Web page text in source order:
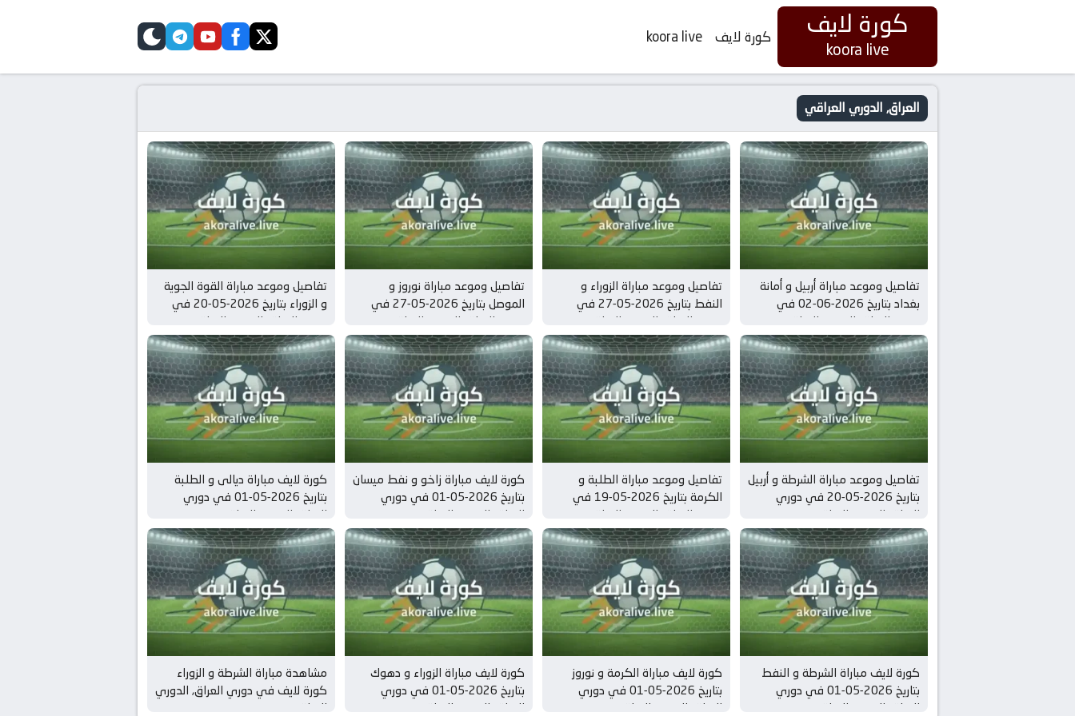
كورة لايف
koora live
كورة لايف koora live
twitter
facebook
youtube
telegram
skin
العراق, الدوري العراقي
تفاصيل وموعد مباراة أربيل و أمانة
بغداد بتاريخ 2026-06-02 في
دوري العراق, الدوري العراقي
تفاصيل وموعد مباراة الزوراء و
النفط بتاريخ 2026-05-27 في
دوري العراق, الدوري العراقي
تفاصيل وموعد مباراة نوروز و
الموصل بتاريخ 2026-05-27 في
دوري العراق, الدوري العراقي
تفاصيل وموعد مباراة القوة الجوية
و الزوراء بتاريخ 2026-05-20 في
دوري العراق, الدوري العراقي
تفاصيل وموعد مباراة الشرطة و أربيل
بتاريخ 2026-05-20 في دوري
العراق, الدوري العراقي
تفاصيل وموعد مباراة الطلبة و
الكرمة بتاريخ 2026-05-19 في
دوري العراق, الدوري العراقي
كورة لايف مباراة زاخو و نفط ميسان
بتاريخ 2026-05-01 في دوري
العراق, الدوري العراقي
كورة لايف مباراة ديالى و الطلبة
بتاريخ 2026-05-01 في دوري
العراق, الدوري العراقي
كورة لايف مباراة الشرطة و النفط
بتاريخ 2026-05-01 في دوري
العراق, الدوري العراقي
كورة لايف مباراة الكرمة و نوروز
بتاريخ 2026-05-01 في دوري
العراق, الدوري العراقي
كورة لايف مباراة الزوراء و دهوك
بتاريخ 2026-05-01 في دوري
العراق, الدوري العراقي
مشاهدة مباراة الشرطة و الزوراء
كورة لايف في دوري العراق, الدوري
العراقي